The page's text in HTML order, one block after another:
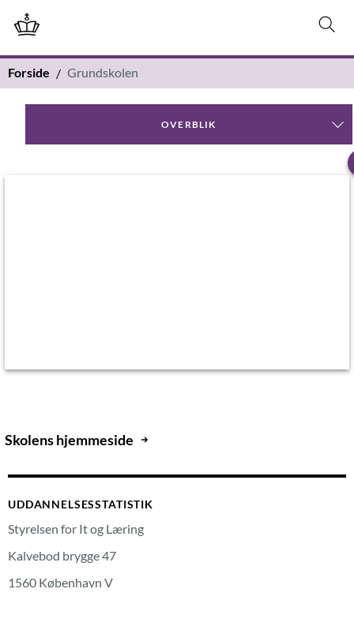
Forside Grundskolen
OVERBLIK
Skolens hjemmeside
UDDANNELSESSTATISTIK
Styrelsen for It og Læring
Kalvebod brygge 47
1560 København V